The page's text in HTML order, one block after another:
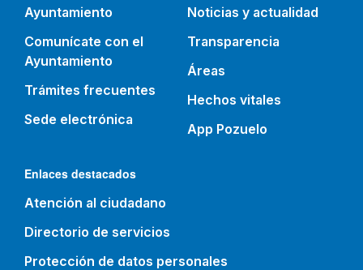
Ayuntamiento
Comunícate con el
Ayuntamiento
Trámites frecuentes
Sede electrónica
Noticias y actualidad
Transparencia
Áreas
Hechos vitales
App Pozuelo
Enlaces destacados
Atención al ciudadano
Directorio de servicios
Protección de datos personales